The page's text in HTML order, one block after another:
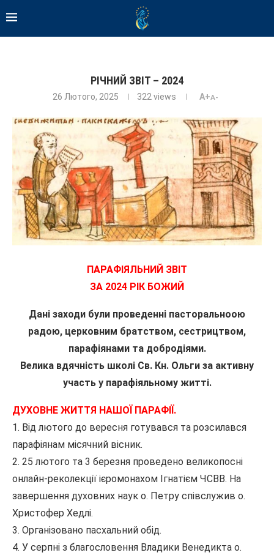
РІЧНИЙ ЗВІТ – 2024
26 Лютого, 2025 322 views A+A-
ПАРАФІЯЛЬНИЙ ЗВІТ
ЗА 2024 РІК БОЖИЙ
Дані заходи були проведенні пасторальноою
радою, церковним братством, сестрицтвом,
парафіянами та добродіями.
Велика вдячність школі Св. Кн. Ольги за активну
участь у парафіяльному житті.
ДУХОВНЕ ЖИТТЯ НАШОЇ ПАРАФІЇ.
1. Від лютого до вересня готувався та розсилався
парафіянам місячний вісник.
2. 25 лютого та 3 березня проведено великопосні
онлайн-реколекції ієромонахом Ігнатієм ЧСВВ. На
завершення духовних наук о. Петру співслужив о.
Христофер Хедлі.
3. Організовано пасхальний обід.
4. У серпні з благословення Владики Венедикта о.